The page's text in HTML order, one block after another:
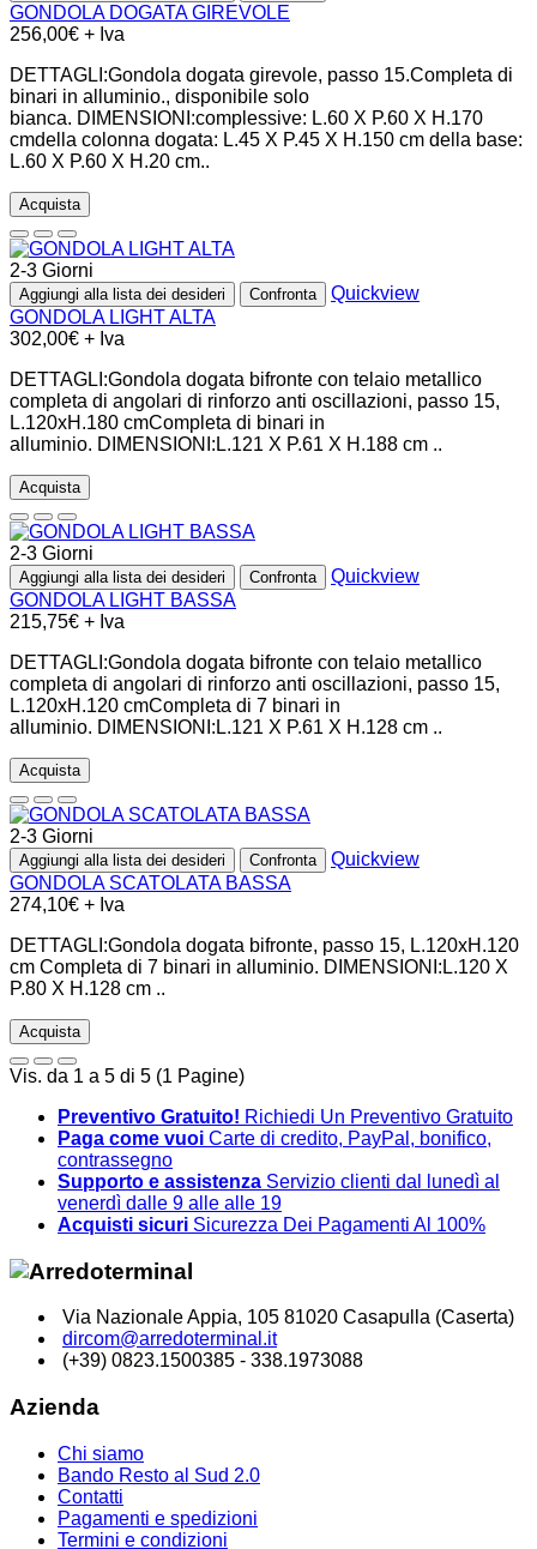
GONDOLA DOGATA GIREVOLE
256,00€ + Iva
DETTAGLI:Gondola dogata girevole, passo 15.Completa di
binari in alluminio., disponibile solo
bianca. DIMENSIONI:complessive: L.60 X P.60 X H.170
cmdella colonna dogata: L.45 X P.45 X H.150 cm della base:
L.60 X P.60 X H.20 cm..
Acquista
2-3 Giorni
Aggiungi alla lista dei desideri Confronta
Quickview
GONDOLA LIGHT ALTA
302,00€ + Iva
DETTAGLI:Gondola dogata bifronte con telaio metallico
completa di angolari di rinforzo anti oscillazioni, passo 15,
L.120xH.180 cmCompleta di binari in
alluminio. DIMENSIONI:L.121 X P.61 X H.188 cm ..
Acquista
2-3 Giorni
Aggiungi alla lista dei desideri Confronta
Quickview
GONDOLA LIGHT BASSA
215,75€ + Iva
DETTAGLI:Gondola dogata bifronte con telaio metallico
completa di angolari di rinforzo anti oscillazioni, passo 15,
L.120xH.120 cmCompleta di 7 binari in
alluminio. DIMENSIONI:L.121 X P.61 X H.128 cm ..
Acquista
2-3 Giorni
Aggiungi alla lista dei desideri Confronta
Quickview
GONDOLA SCATOLATA BASSA
274,10€ + Iva
DETTAGLI:Gondola dogata bifronte, passo 15, L.120xH.120
cm Completa di 7 binari in alluminio. DIMENSIONI:L.120 X
P.80 X H.128 cm ..
Acquista
Vis. da 1 a 5 di 5 (1 Pagine)
Preventivo Gratuito! Richiedi Un Preventivo Gratuito
Paga come vuoi Carte di credito, PayPal, bonifico,
contrassegno
Supporto e assistenza Servizio clienti dal lunedì al
venerdì dalle 9 alle alle 19
Acquisti sicuri Sicurezza Dei Pagamenti Al 100%
Via Nazionale Appia, 105 81020 Casapulla (Caserta)
dircom@arredoterminal.it
(+39) 0823.1500385 - 338.1973088
Azienda
Chi siamo
Bando Resto al Sud 2.0
Contatti
Pagamenti e spedizioni
Termini e condizioni